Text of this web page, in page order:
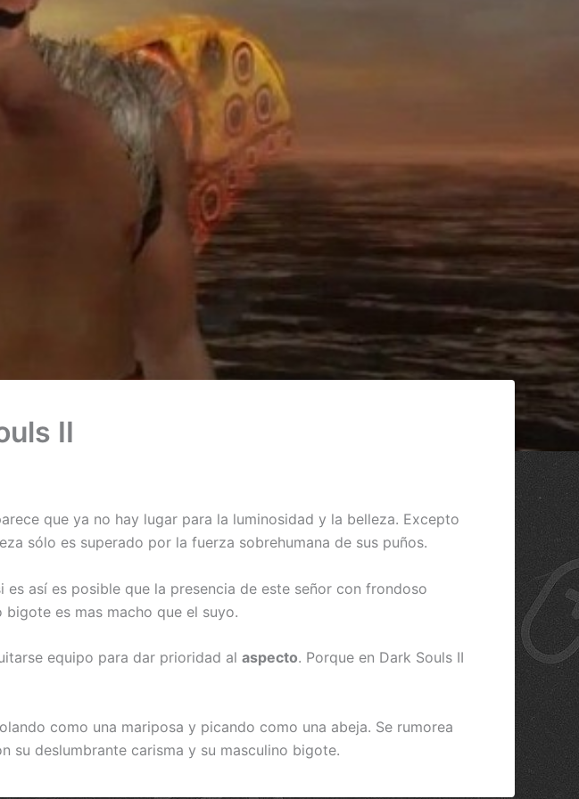
II
que ya no hay lugar para la luminosidad y la belleza. Excepto
sólo es superado por la fuerza sobrehumana de sus puños.
es así es posible que la presencia de este señor con frondoso
es mas macho que el suyo.
equipo para dar prioridad al aspecto. Porque en Dark Souls II
como una mariposa y picando como una abeja. Se rumorea
su deslumbrante carisma y su masculino bigote.